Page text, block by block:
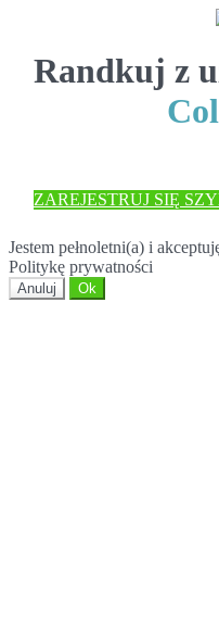
Randkuj z
ZAREJESTRUJ SIĘ
Jestem pełnoletni(a) i
Politykę prywatności
Anuluj Ok